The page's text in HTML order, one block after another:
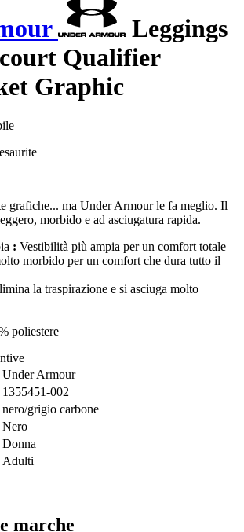
Leggings
Qualifier
Graphic
grafiche... ma Under Armour le fa meglio. Il
morbido e ad asciugatura rapida.
: Vestibilità più ampia per un comfort totale
morbido per un comfort che dura tutto il
la traspirazione e si asciuga molto
poliestere
Under Armour
1355451-002
nero/grigio carbone
Nero
Donna
Adulti
marche